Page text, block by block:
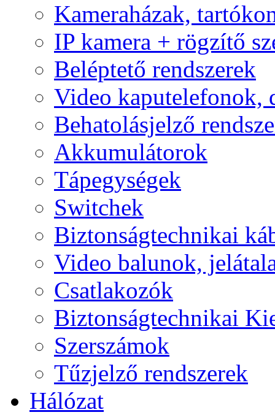
Kameraházak,
IP kamera + rögzítő
Beléptető rendszerek
Video kaputelefonok,
Behatolásjelző
Akkumulátorok
Tápegységek
Switchek
Biztonságtechnikai
Video balunok,
Csatlakozók
Biztonságtechnikai
Szerszámok
Tűzjelző rendszerek
Hálózat